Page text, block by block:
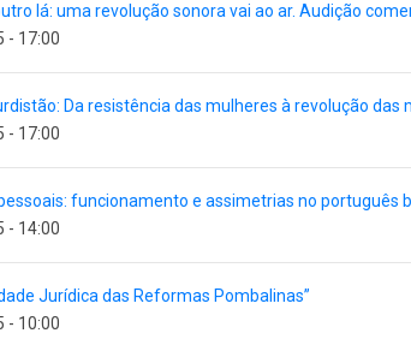
lá: uma revolução sonora vai ao ar. Audição
- 17:00
Da resistência das mulheres à revolução das
- 17:00
funcionamento e assimetrias no português
- 14:00
Jurídica das Reformas Pombalinas”
- 10:00